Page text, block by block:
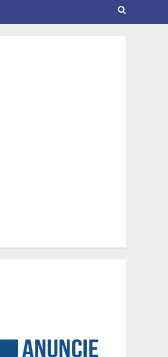
relacionamento e a maioria
pegar a estrada no inverno